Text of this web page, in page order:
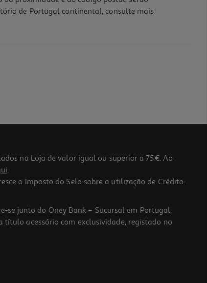
de Portugal continental, consulte mais
na Loja de valor igual ou superior a 75€. Ao
.
o Imposto do Selo sobre a utilização de Crédito.
se junto do Oney Bank – Sucursal em Portugal,
título acessório com exclusividade, registado no